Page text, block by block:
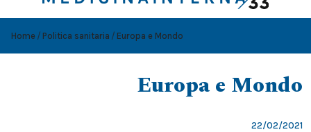
Home Politica sanitaria Europa e Mondo
Europa e Mondo
22/02/2021